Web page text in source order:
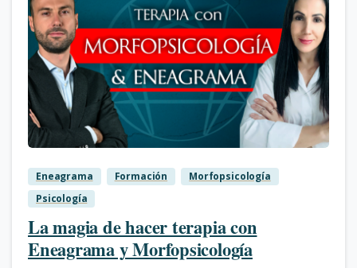
4
Eneagrama Formación
Morfopsicología
Psicología
La magia de hacer terapia con
Eneagrama y Morfopsicología